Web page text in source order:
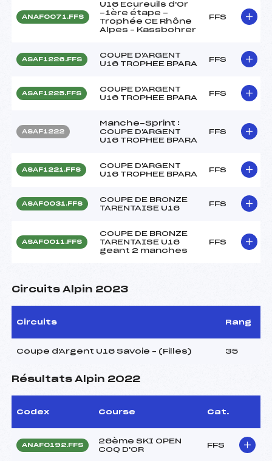
ANAF0071.FFS
U16 Ecureuils d'Or
-1ère étape -
Trophée CE Rhône
Alpes – Kassbohrer
FFS
ASAF1226.FFS
COUPE D'ARGENT
U16 TROPHEE BPARA
FFS
ASAF1225.FFS
COUPE D'ARGENT
U16 TROPHEE BPARA
FFS
ASAF1222
Manche-Sprint :
COUPE D'ARGENT
U16 TROPHEE BPARA
FFS
ASAF1221.FFS
COUPE D'ARGENT
U16 TROPHEE BPARA
FFS
ASAF0031.FFS
COUPE DE BRONZE
TARENTAISE U16
FFS
ASAF0011.FFS
COUPE DE BRONZE
TARENTAISE U16
geant 2 manches
FFS
Circuits Alpin 2023
Circuits Rang
Coupe d'Argent U16 Savoie – (Filles) 35
Résultats Alpin 2022
Codex Course Cat.
ANAF0192.FFS
26ème SKI OPEN
COQ D'OR
FFS